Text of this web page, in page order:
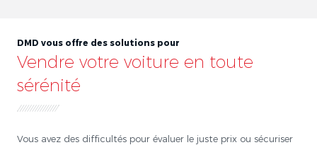
DMD vous offre des solutions pour
Vendre votre voiture en toute
sérénité
Vous avez des difficultés pour évaluer le juste prix ou sécuriser